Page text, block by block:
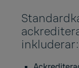
inkluderar: